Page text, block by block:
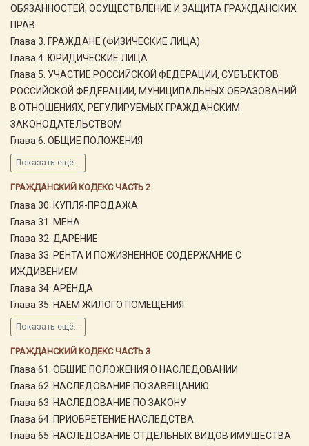
ОБЯЗАННОСТЕЙ, ОСУЩЕСТВЛЕНИЕ И ЗАЩИТА ГРАЖДАНСКИХ
ПРАВ
Глава 3. ГРАЖДАНЕ (ФИЗИЧЕСКИЕ ЛИЦА)
Глава 4. ЮРИДИЧЕСКИЕ ЛИЦА
Глава 5. УЧАСТИЕ РОССИЙСКОЙ ФЕДЕРАЦИИ, СУБЪЕКТОВ
РОССИЙСКОЙ ФЕДЕРАЦИИ, МУНИЦИПАЛЬНЫХ ОБРАЗОВАНИЙ
В ОТНОШЕНИЯХ, РЕГУЛИРУЕМЫХ ГРАЖДАНСКИМ
ЗАКОНОДАТЕЛЬСТВОМ
Глава 6. ОБЩИЕ ПОЛОЖЕНИЯ
Показать ещё...
ГРАЖДАНСКИЙ КОДЕКС ЧАСТЬ 2
Глава 30. КУПЛЯ-ПРОДАЖА
Глава 31. МЕНА
Глава 32. ДАРЕНИЕ
Глава 33. РЕНТА И ПОЖИЗНЕННОЕ СОДЕРЖАНИЕ С
ИЖДИВЕНИЕМ
Глава 34. АРЕНДА
Глава 35. НАЕМ ЖИЛОГО ПОМЕЩЕНИЯ
Показать ещё...
ГРАЖДАНСКИЙ КОДЕКС ЧАСТЬ 3
Глава 61. ОБЩИЕ ПОЛОЖЕНИЯ О НАСЛЕДОВАНИИ
Глава 62. НАСЛЕДОВАНИЕ ПО ЗАВЕЩАНИЮ
Глава 63. НАСЛЕДОВАНИЕ ПО ЗАКОНУ
Глава 64. ПРИОБРЕТЕНИЕ НАСЛЕДСТВА
Глава 65. НАСЛЕДОВАНИЕ ОТДЕЛЬНЫХ ВИДОВ ИМУЩЕСТВА